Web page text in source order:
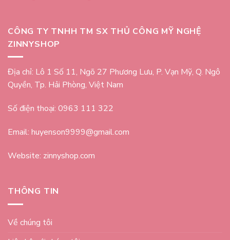
CÔNG TY TNHH TM SX THỦ CÔNG MỸ NGHỆ
ZINNYSHOP
Địa chỉ: Lô 1 Số 11, Ngõ 27 Phương Lưu, P. Vạn Mỹ, Q. Ngô
Quyền, Tp. Hải Phòng, Việt Nam
Số điện thoại: 0963 111 322
Email: huyenson9999@gmail.com
Website: zinnyshop.com
THÔNG TIN
Về chúng tôi